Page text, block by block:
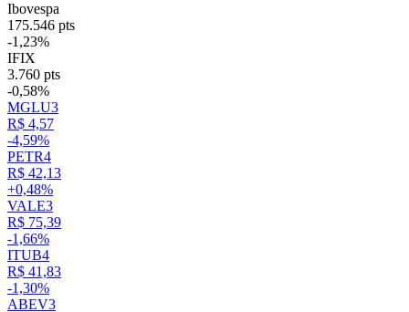
Ibovespa
175.546 pts
-1,23%
IFIX
3.760 pts
-0,58%
MGLU3
R$ 4,57
-4,59%
PETR4
R$ 42,13
+0,48%
VALE3
R$ 75,39
-1,66%
ITUB4
R$ 41,83
-1,30%
ABEV3